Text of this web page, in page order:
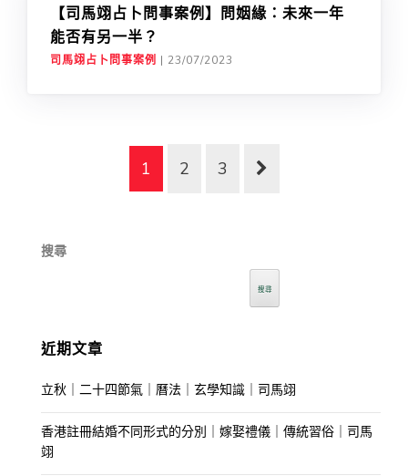
【司馬翊占卜問事案例】問姻緣：未來一年
能否有另一半？
司馬翊占卜問事案例 | 23/07/2023
1 2 3
搜尋
搜尋
近期文章
立秋｜二十四節氣｜曆法｜玄學知識｜司馬翊
香港註冊結婚不同形式的分別｜嫁娶禮儀｜傳統習俗｜司馬
翊